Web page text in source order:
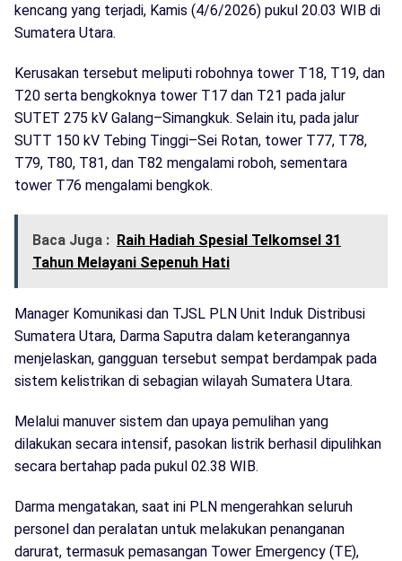
kencang yang terjadi, Kamis (4/6/2026) pukul 20.03 WIB di
Sumatera Utara.
Kerusakan tersebut meliputi robohnya tower T18, T19, dan
T20 serta bengkoknya tower T17 dan T21 pada jalur
SUTET 275 kV Galang–Simangkuk. Selain itu, pada jalur
SUTT 150 kV Tebing Tinggi–Sei Rotan, tower T77, T78,
T79, T80, T81, dan T82 mengalami roboh, sementara
tower T76 mengalami bengkok.
Baca Juga : Raih Hadiah Spesial Telkomsel 31
Tahun Melayani Sepenuh Hati
Manager Komunikasi dan TJSL PLN Unit Induk Distribusi
Sumatera Utara, Darma Saputra dalam keterangannya
menjelaskan, gangguan tersebut sempat berdampak pada
sistem kelistrikan di sebagian wilayah Sumatera Utara.
Melalui manuver sistem dan upaya pemulihan yang
dilakukan secara intensif, pasokan listrik berhasil dipulihkan
secara bertahap pada pukul 02.38 WIB.
Darma mengatakan, saat ini PLN mengerahkan seluruh
personel dan peralatan untuk melakukan penanganan
darurat, termasuk pemasangan Tower Emergency (TE),